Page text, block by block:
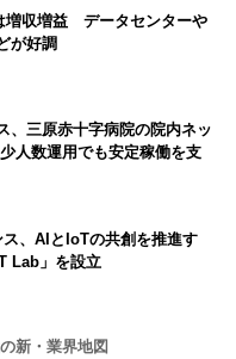
増収増益 データセンターや
が好調
、三原赤十字病院の院内ネッ
人数運用でも安定稼働を支
、AIとIoTの共創を推進す
Lab」を設立
新・業界地図